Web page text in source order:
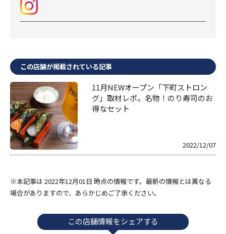
この店舗が掲載されている記事
11月NEWオープン「下町ストロン
グ」取材レポ。名物！のり寿司のお
得なセット
2022/12/07
※本記事は 2022年12月01日 時点の情報です。最新の情報とは異なる
場合がありますので、あらかじめご了承ください。
この店舗情報をシェアする